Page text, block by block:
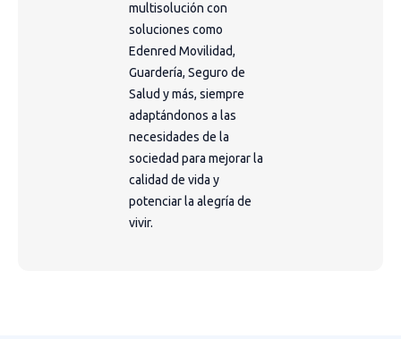
multisolución con
soluciones como
Edenred Movilidad,
Guardería, Seguro de
Salud y más, siempre
adaptándonos a las
necesidades de la
sociedad para mejorar la
calidad de vida y
potenciar la alegría de
vivir.